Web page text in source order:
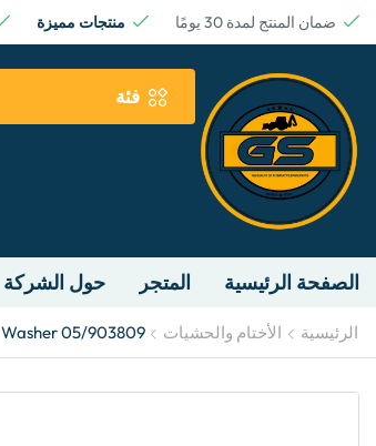
ضمان المنتج لمدة 30 يومًا منتجات مميزة
فئة
الصفحة الرئيسية المتجر حول الشركة
الرئيسية الأختام والحشيات Washer 05/903809